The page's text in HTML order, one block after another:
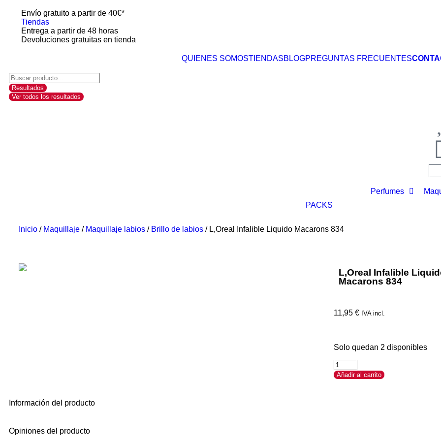
Envío gratuito a partir de 40€*
Tiendas
Entrega a partir de 48 horas
Devoluciones gratuitas en tienda
QUIENES SOMOSTIENDASBLOGPREGUNTAS FRECUENTES
Resultados
Ver todos los resultados
Perfumes
PACKS
Inicio / Maquillaje / Maquillaje labios / Brillo de labios / L,Oreal Infalible Liquido Macarons 834
L,Oreal Infalible
Macarons 834
11,95 € IVA incl.
Solo quedan 2 disponibles
Añadir al carrito
Información del producto
Opiniones del producto